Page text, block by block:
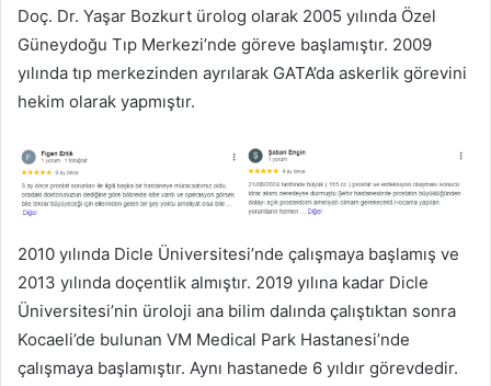
Doç. Dr. Yaşar Bozkurt ürolog olarak 2005 yılında Özel
Güneydoğu Tıp Merkezi’nde göreve başlamıştır. 2009
yılında tıp merkezinden ayrılarak GATA’da askerlik görevini
hekim olarak yapmıştır.
2010 yılında Dicle Üniversitesi’nde çalışmaya başlamış ve
2013 yılında doçentlik almıştır. 2019 yılına kadar Dicle
Üniversitesi’nin üroloji ana bilim dalında çalıştıktan sonra
Kocaeli’de bulunan VM Medical Park Hastanesi’nde
çalışmaya başlamıştır. Aynı hastanede 6 yıldır görevdedir.